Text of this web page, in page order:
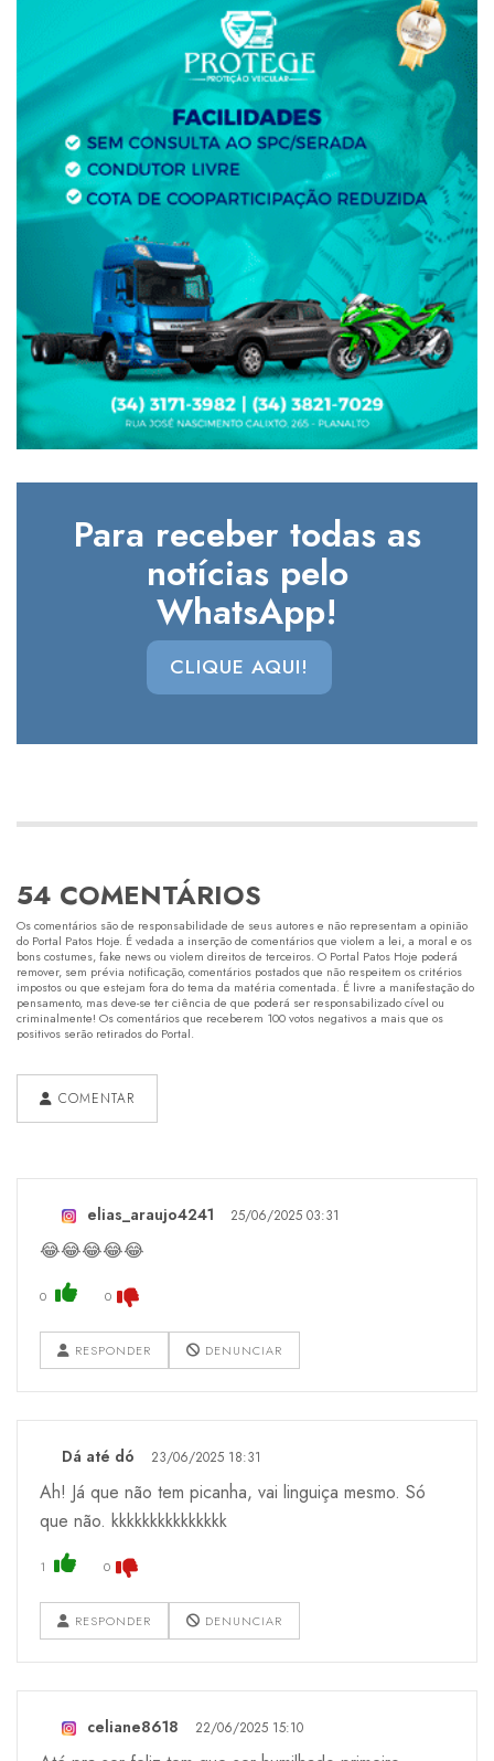
Para receber todas as
notícias pelo
WhatsApp!
CLIQUE AQUI!
54 COMENTÁRIOS
Os comentários são de responsabilidade de seus autores e não representam a opinião
do Portal Patos Hoje. É vedada a inserção de comentários que violem a lei, a moral e os
bons costumes, fake news ou violem direitos de terceiros. O Portal Patos Hoje poderá
remover, sem prévia notificação, comentários postados que não respeitem os critérios
impostos ou que estejam fora do tema da matéria comentada. É livre a manifestação do
pensamento, mas deve-se ter ciência de que poderá ser responsabilizado cível ou
criminalmente! Os comentários que receberem 100 votos negativos a mais que os
positivos serão retirados do Portal.
COMENTAR
elias_araujo4241 25/06/2025 03:31
😂😂😂😂😂
0 0
RESPONDER DENUNCIAR
Dá até dó 23/06/2025 18:31
Ah! Já que não tem picanha, vai linguiça mesmo. Só
que não. kkkkkkkkkkkkkkk
1 0
RESPONDER DENUNCIAR
celiane8618 22/06/2025 15:10